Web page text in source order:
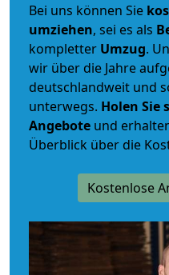
Bei uns können Sie
umziehen, sei es als
kompletter Umzug.
wir über die Jahre
deutschlandweit und
unterwegs. Holen Sie
Angebote und
Überblick über die
Kostenlose